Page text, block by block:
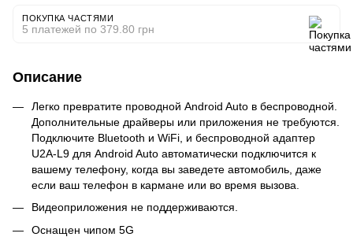
ПОКУПКА ЧАСТЯМИ
5 платежей по 379.80 грн
Описание
Легко превратите проводной Android Auto в беспроводной.
Дополнительные драйверы или приложения не требуются.
Подключите Bluetooth и WiFi, и беспроводной адаптер
U2A-L9 для Android Auto автоматически подключится к
вашему телефону, когда вы заведете автомобиль, даже
если ваш телефон в кармане или во время вызова.
Видеоприложения не поддерживаются.
Оснащен чипом 5G